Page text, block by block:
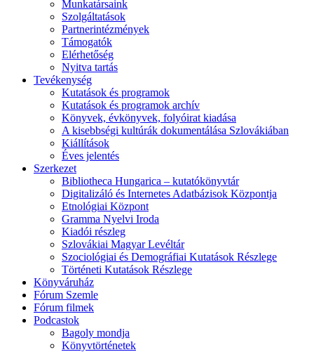
Munkatársaink
Szolgáltatások
Partnerintézmények
Támogatók
Elérhetőség
Nyitva tartás
Tevékenység
Kutatások és programok
Kutatások és programok archív
Könyvek, évkönyvek, folyóirat kiadása
A kisebbségi kultúrák dokumentálása Szlovákiában
Kiállítások
Éves jelentés
Szerkezet
Bibliotheca Hungarica – kutatókönyvtár
Digitalizáló és Internetes Adatbázisok Központja
Etnológiai Központ
Gramma Nyelvi Iroda
Kiadói részleg
Szlovákiai Magyar Levéltár
Szociológiai és Demográfiai Kutatások Részlege
Történeti Kutatások Részlege
Könyváruház
Fórum Szemle
Fórum filmek
Podcastok
Bagoly mondja
Könyvtörténetek